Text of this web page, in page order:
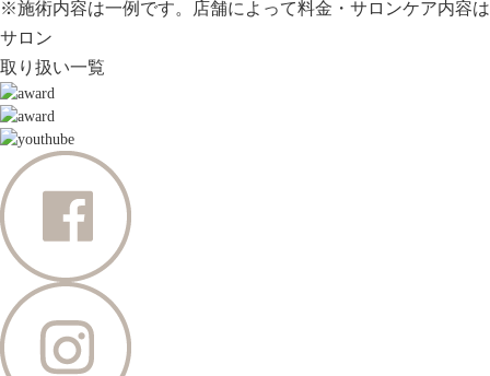
※施術内容は一例です。店舗によって料金・サロンケア内容
サロン
取り扱い一覧